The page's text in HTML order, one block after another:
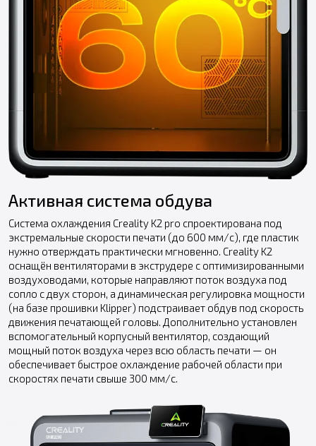
Активная система обдува
Система охлаждения Creality K2 pro спроектирована под
экстремальные скорости печати (до 600 мм/с), где пластик
нужно отверждать практически мгновенно. Creality K2
оснащён вентиляторами в экструдере с оптимизированными
воздуховодами, которые направляют поток воздуха под
сопло с двух сторон, а динамическая регулировка мощности
(на базе прошивки Klipper) подстраивает обдув под скорость
движения печатающей головы. Дополнительно установлен
вспомогательный корпусный вентилятор, создающий
мощный поток воздуха через всю область печати — он
обеспечивает быстрое охлаждение рабочей области при
скоростях печати свыше 300 мм/с.